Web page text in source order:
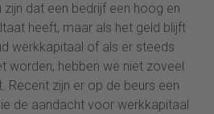
dat een bedrijf een hoog en
heeft, maar als het geld blijft
werkkapitaal of als er steeds
worden, hebben we niet zoveel
Recent zijn er op de beurs een
de aandacht voor werkkapitaal